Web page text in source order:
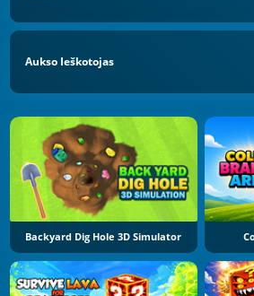
Aukso Ieškotojas
Backyard Dig Hole 3D Simulator